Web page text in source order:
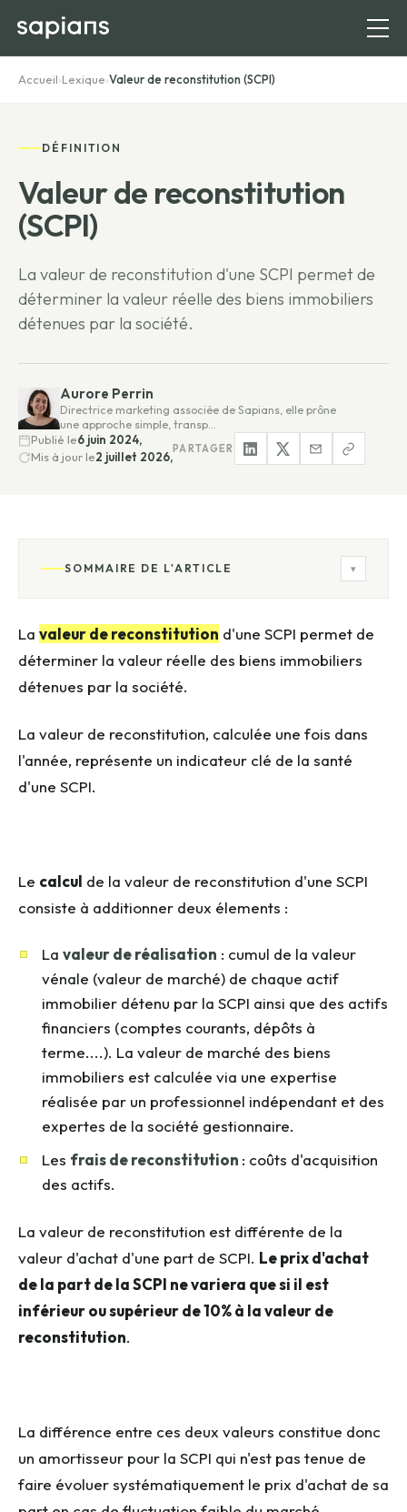
Accueil›Lexique›Valeur de reconstitution (SCPI)
DÉFINITION
Valeur de reconstitution
(SCPI)
La valeur de reconstitution d'une SCPI permet de
déterminer la valeur réelle des biens immobiliers
détenues par la société.
Aurore Perrin
Directrice marketing associée de Sapians, elle prône
une approche simple, transp…
Publié le6 juin 2024,
Mis à jour le2 juillet 2026,
PARTAGER
SOMMAIRE DE L'ARTICLE ▾
La valeur de reconstitution d'une SCPI permet de
déterminer la valeur réelle des biens immobiliers
détenues par la société.
La valeur de reconstitution, calculée une fois dans
l'année, représente un indicateur clé de la santé
d'une SCPI.
Le calcul de la valeur de reconstitution d'une SCPI
consiste à additionner deux élements :
La valeur de réalisation : cumul de la valeur
vénale (valeur de marché) de chaque actif
immobilier détenu par la SCPI ainsi que des actifs
financiers (comptes courants, dépôts à
terme....). La valeur de marché des biens
immobiliers est calculée via une expertise
réalisée par un professionnel indépendant et des
expertes de la société gestionnaire.
Les frais de reconstitution : coûts d'acquisition
des actifs.
La valeur de reconstitution est différente de la
valeur d'achat d'une part de SCPI. Le prix d'achat
de la part de la SCPI ne variera que si il est
inférieur ou supérieur de 10% à la valeur de
reconstitution.
La différence entre ces deux valeurs constitue donc
un amortisseur pour la SCPI qui n'est pas tenue de
faire évoluer systématiquement le prix d'achat de sa